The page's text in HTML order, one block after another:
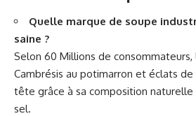
Quelle marque de soupe
saine ?
Selon 60 Millions de consommateurs,
Cambrésis au potimarron et éclats
tête grâce à sa composition
sel.